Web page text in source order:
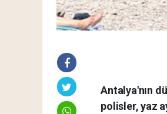
Antalya'nın
polisler, yaz